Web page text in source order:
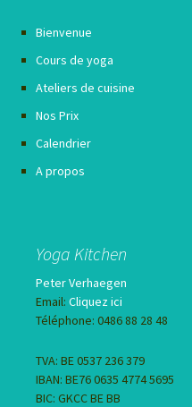
Bienvenue
Cours de yoga
Ateliers de cuisine
Nos Prix
Calendrier
A propos
Yoga Kitchen
Peter Verhaegen
Email: Cliquez ici
Téléphone: 0486 88 28 48
TVA: BE 0537 236 379
IBAN: BE76 0635 4774 5695
BIC: GKCC BE BB